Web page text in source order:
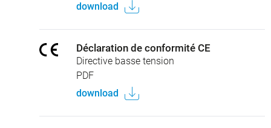
download
Déclaration de conformité CE
Directive basse tension
PDF
download